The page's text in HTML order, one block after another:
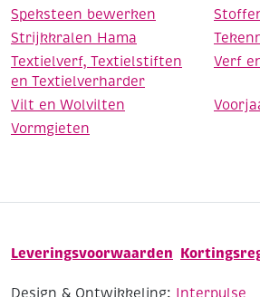
Speksteen bewerken
Strijkkralen Hama
Textielverf, Textielstiften
en Textielverharder
Verf
Vilt en Wolvilten
Vormgieten
Leveringsvoorwaarden
Design & Ontwikkeling: Interpulse